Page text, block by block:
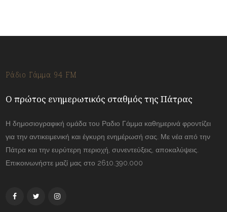
Ράδιο Γάμμα 94 FM
Ο πρώτος ενημερωτικός σταθμός της Πάτρας
Η δημοσιογραφική ομάδα του Ραδιο Γάμμα καθημερινά φροντίζει
για την αντικειμενική και έγκυρη ενημέρωσή σας. Με νέα από την
Πάτρα και την ευρύτερη περιοχή, συνεντεύξεις, αποκαλύψεις.
Επικοινωνήστε μαζί μας στο 2610.390.000